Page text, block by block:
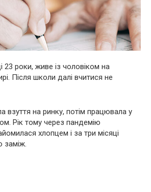
23 роки, живе із чоловіком на
Після школи далі вчитися не
взуття на ринку, потім працювала у
Рік тому через пандемію
хлопцем і за три місяці
заміж.